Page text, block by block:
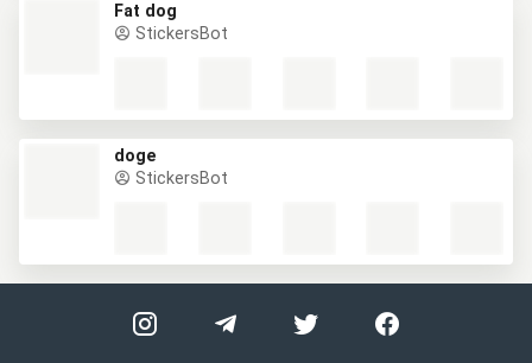
Fat dog
StickersBot
doge
StickersBot